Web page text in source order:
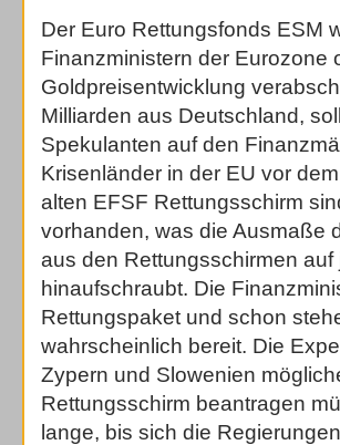
Der Euro Rettungsfonds ESM
Finanzministern der Eurozone
Goldpreisentwicklung
Milliarden aus Deutschland,
Spekulanten auf den
Krisenländer in der EU vor
alten EFSF Rettungsschirm
vorhanden, was die Ausmaße
aus den Rettungsschirmen
hinaufschraubt. Die
Rettungspaket und schon
wahrscheinlich bereit. Die
Zypern und Slowenien
Rettungsschirm beantragen
lange, bis sich die